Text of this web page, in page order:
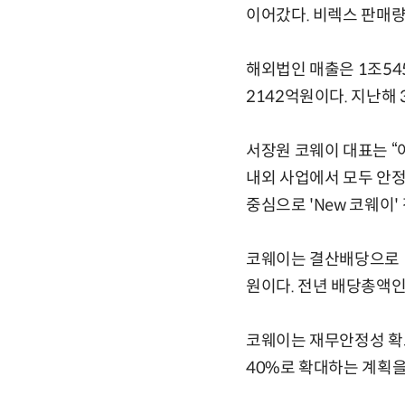
이어갔다. 비렉스 판매
해외법인 매출은 1조
2142억원이다. 지난해
서장원 코웨이 대표는
내외 사업에서 모두 안
중심으로 'New 코웨이'
코웨이는 결산배당으
원이다. 전년 배당총액
코웨이는 재무안정성
40%로 확대하는 계획